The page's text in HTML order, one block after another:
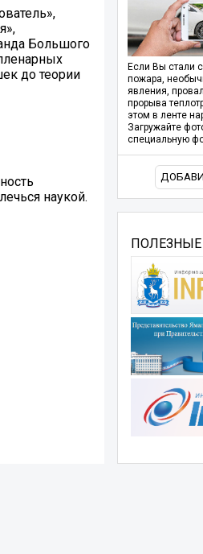
Большого
до теории
наукой.
Если Вы стали
пожара,
явления,
прорыва
этом в ленте
Загружайте
специальную